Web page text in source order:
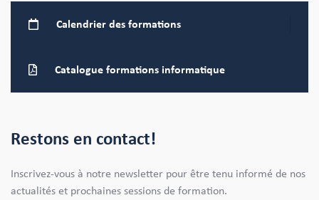
Calendrier des formations
Catalogue formations informatique
Restons en contact!
Inscrivez-vous à notre newsletter pour être tenu informé de nos
actualités et prochaines sessions de formation.